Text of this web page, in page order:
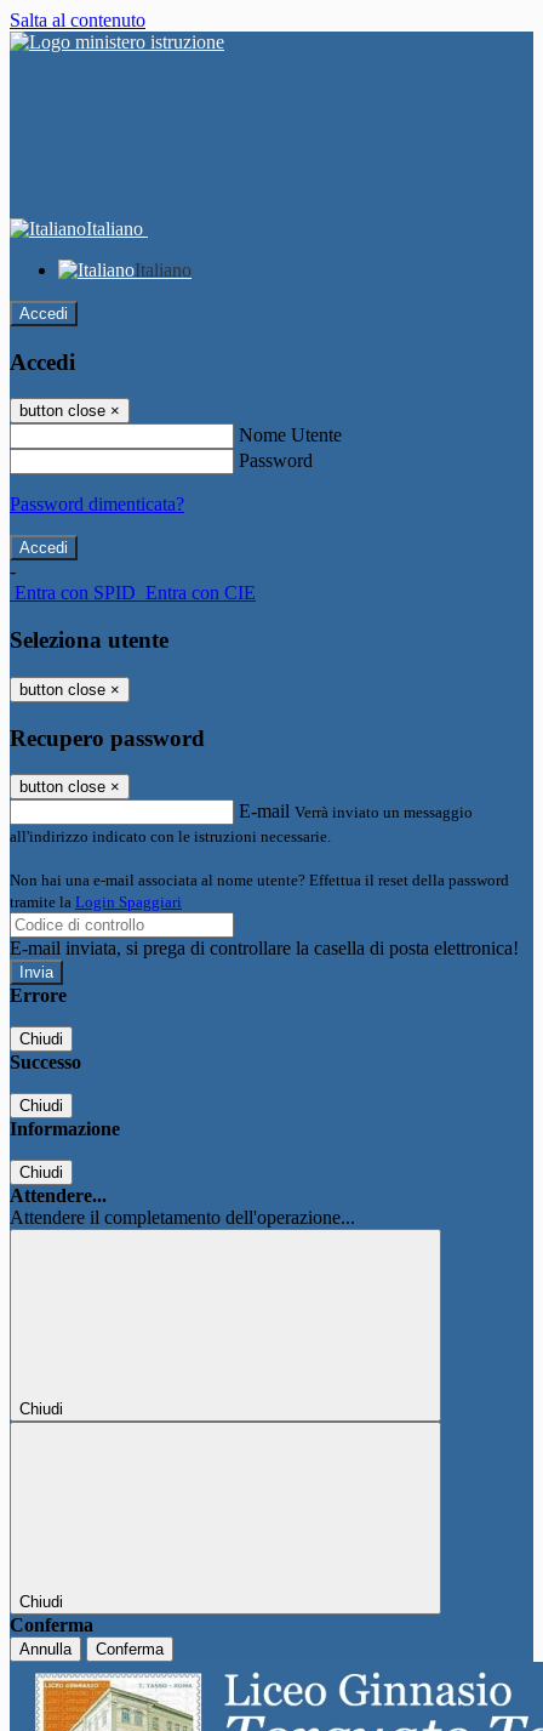
Salta al contenuto
Italiano
Italiano
Accedi
Accedi
button close ×
Nome Utente
Password
Password dimenticata?
-
Entra con SPID Entra con CIE
Seleziona utente
button close ×
Recupero password
button close ×
E-mail Verrà inviato un messaggio
all'indirizzo indicato con le istruzioni necessarie.
Non hai una e-mail associata al nome utente? Effettua il reset della password
tramite la Login Spaggiari
E-mail inviata, si prega di controllare la casella di posta elettronica!
Errore
Chiudi
Successo
Chiudi
Informazione
Chiudi
Attendere...
Attendere il completamento dell'operazione...
Chiudi
Chiudi
Conferma
Annulla Conferma